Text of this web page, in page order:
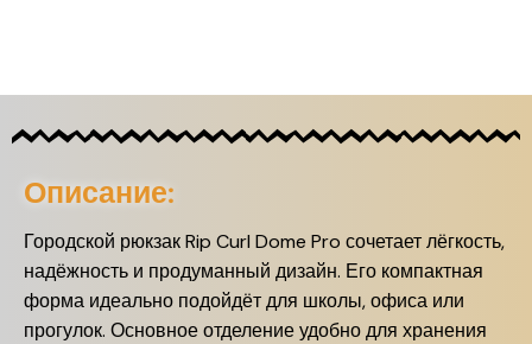
Описание:
Городской рюкзак Rip Curl Dome Pro сочетает лёгкость,
надёжность и продуманный дизайн. Его компактная
форма идеально подойдёт для школы, офиса или
прогулок. Основное отделение удобно для хранения